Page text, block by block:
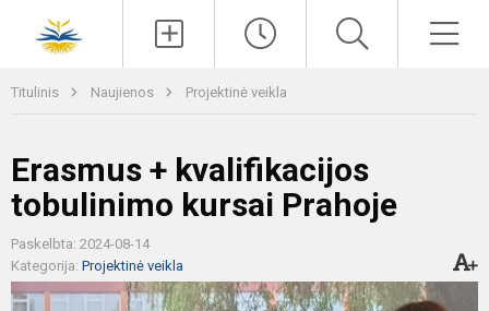
Titulinis Naujienos Projektinė veikla
Erasmus + kvalifikacijos
tobulinimo kursai Prahoje
Paskelbta: 2024-08-14
Kategorija: Projektinė veikla